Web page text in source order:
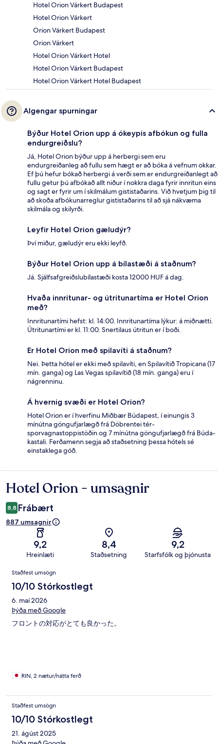
Hotel Orion Várkert Budapest
Hotel Orion Várkert
Orion Várkert Budapest
Orion Várkert
Hotel Orion Várkert Hotel
Hotel Orion Várkert Budapest
Hotel Orion Várkert Hotel Budapest
Algengar spurningar
Býður Hotel Orion upp á ókeypis afbókun og fulla
endurgreiðslu?
Já, Hotel Orion býður upp á herbergi sem eru
endurgreiðanleg að fullu sem hægt er að bóka á vefnum okkar.
Ef þú hefur bókað herbergi á verði sem er endurgreiðanlegt að
fullu getur þú afbókað allt niður í nokkra daga fyrir innritun eins
og sagt er fyrir um í skilmálum gististaðarins. Við hvetjum þig til
að skoða afbókunarreglur gististaðarins til að sjá nákvæma
skilmála og skilyrði.
Leyfir Hotel Orion gæludýr?
Því miður, gæludýr eru ekki leyfð.
Býður Hotel Orion upp á bílastæði á staðnum?
Já. Sjálfsafgreiðslubílastæði kosta 12000 HUF á dag.
Hvaða innritunar- og útritunartíma er Hotel Orion
með?
Innritunartími hefst: kl. 14:00. Innritunartíma lýkur: á miðnætti.
Útritunartími er kl. 11:00. Snertilaus útritun er í boði.
Er Hotel Orion með spilavíti á staðnum?
Nei. Þetta hótel er ekki með spilavíti, en Spilavítið Tropicana (17
mín. ganga) og Las Vegas spilavítið (18 mín. ganga) eru í
nágrenninu.
Á hvernig svæði er Hotel Orion?
Hotel Orion er í hverfinu Miðbær Búdapest, í einungis 3
mínútna göngufjarlægð frá Döbrentei tér-
sporvagnastoppistöðin og 7 mínútna göngufjarlægð frá Búda-
kastali. Ferðamenn segja að staðsetning þessa hótels sé
einstaklega góð.
Umsagnir
Hotel Orion - umsagnir
8,8 Frábært
887 umsagnir
9,2
Hreinlæti
8,4
Staðsetning
9,2
Starfsfólk og þjónusta
Umsagnir
Staðfest umsögn
10/10 Stórkostlegt
6. maí 2026
Þýða með Google
フロントの対応がとても良かった。
RIN, 2 nætur/nátta ferð
Staðfest umsögn
10/10 Stórkostlegt
21. ágúst 2025